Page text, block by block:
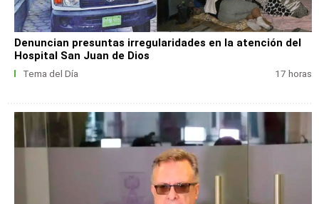
Denuncian presuntas irregularidades en la atención del
Hospital San Juan de Dios
Tema del Día 17 horas